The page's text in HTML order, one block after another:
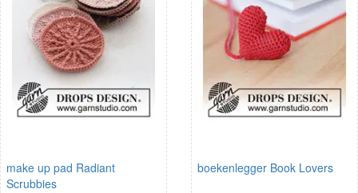
make up pad Radiant
Scrubbies
boekenlegger Book Lovers